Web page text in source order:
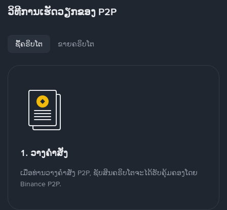
ວິທີການເຮັດວຽກຂອງ P2P
ຊື້ຄຣິບໂຕ ຂາຍຄຣິບໂຕ
1. ວາງຄໍາສັ່ງ
ເມື່ອທ່ານວາງຄໍາສັ່ງ P2P, ຊັບສິນຄຣິບໂຕຈະໄດ້ຮັບຄຸ້ມຄອງໂດຍ
Binance P2P.